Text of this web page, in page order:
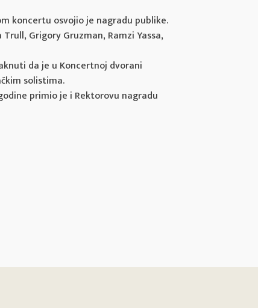
koncertu osvojio je nagradu publike.
Grigory Gruzman, Ramzi Yassa,
da je u Koncertnoj dvorani
solistima.
primio je i Rektorovu nagradu